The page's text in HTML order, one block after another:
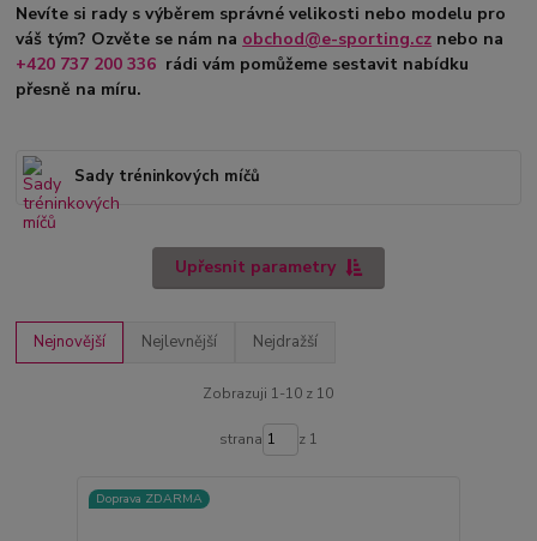
Nevíte si rady s výběrem správné velikosti nebo modelu pro
váš tým? Ozvěte se nám na obchod@e-sporting.cz nebo na
+420 737 200 336 rádi vám pomůžeme sestavit nabídku
přesně na míru.
Sady tréninkových míčů
Upřesnit parametry
Nejnovější Nejlevnější Nejdražší
Zobrazuji 1-10 z 10
strana z 1
Doprava ZDARMA